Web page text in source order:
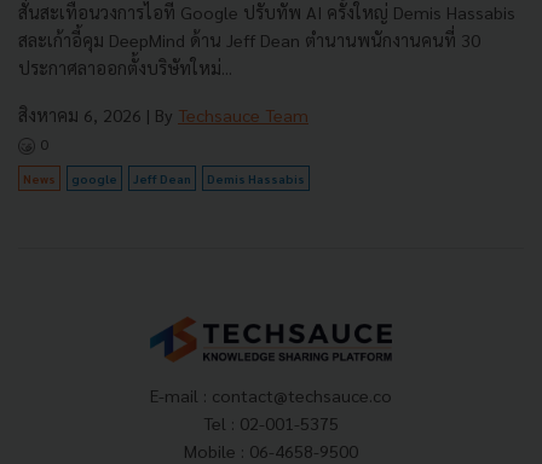
สั่นสะเทือนวงการไอที Google ปรับทัพ AI ครั้งใหญ่ Demis Hassabis
สละเก้าอี้คุม DeepMind ด้าน Jeff Dean ตำนานพนักงานคนที่ 30
ประกาศลาออกตั้งบริษัทใหม่...
สิงหาคม 6, 2026 | By Techsauce Team
0
News google Jeff Dean Demis Hassabis
E-mail : contact@techsauce.co
Tel : 02-001-5375
Mobile : 06-4658-9500